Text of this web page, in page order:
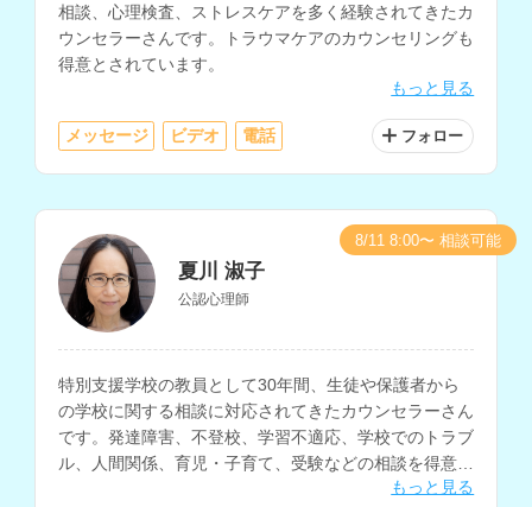
相談、心理検査、ストレスケアを多く経験されてきたカ
ウンセラーさんです。トラウマケアのカウンセリングも
得意とされています。
もっと見る
メッセージ ビデオ 電話 フォロー
夏川 淑子
公認心理師
特別支援学校の教員として30年間、生徒や保護者から
の学校に関する相談に対応されてきたカウンセラーさん
です。発達障害、不登校、学習不適応、学校でのトラブ
ル、人間関係、育児・子育て、受験などの相談を得意と
もっと見る
8/11 8:00〜 相談可能